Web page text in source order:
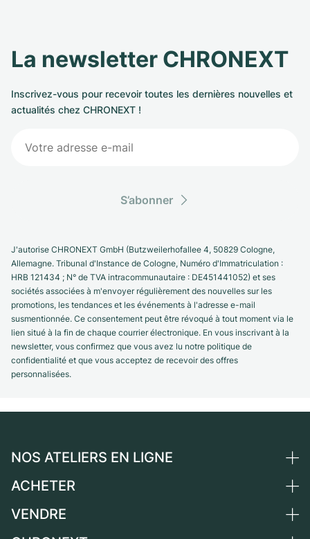
La newsletter CHRONEXT
Inscrivez-vous pour recevoir toutes les dernières nouvelles et
actualités chez CHRONEXT !
S’abonner
J'autorise CHRONEXT GmbH (Butzweilerhofallee 4, 50829 Cologne,
Allemagne. Tribunal d'Instance de Cologne, Numéro d'Immatriculation :
HRB 121434 ; N° de TVA intracommunautaire : DE451441052) et ses
sociétés associées à m'envoyer régulièrement des nouvelles sur les
promotions, les tendances et les événements à l'adresse e-mail
susmentionnée. Ce consentement peut être révoqué à tout moment via le
lien situé à la fin de chaque courrier électronique. En vous inscrivant à la
newsletter, vous confirmez que vous avez lu notre politique de
confidentialité et que vous acceptez de recevoir des offres
personnalisées.
NOS ATELIERS EN LIGNE
Allemagne
ACHETER
Toutes les montres de luxe
VENDRE